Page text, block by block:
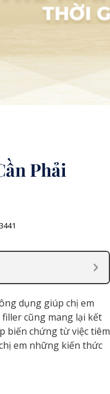
Phải
dụng giúp chị em
cũng mang lại kết
biến chứng từ việc tiêm
em những kiến thức